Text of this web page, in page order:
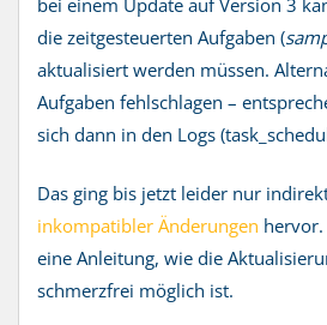
die zeitgesteuerten Aufgaben (
aktualisiert werden müssen.
Aufgaben fehlschlagen –
sich dann in den Logs
Das ging bis jetzt leider nur
inkompatibler Änderungen
eine Anleitung, wie die
schmerzfrei möglich ist.